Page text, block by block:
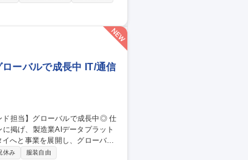
その後は、個人の適性やスキル
ローまでを一貫して担う営業）
フルリモート（全国居住可）
ーバルで成長中 IT/通信
掲げ、製造業AIデータプラット
へと事業を展開し、グローバル
休み 服装自由